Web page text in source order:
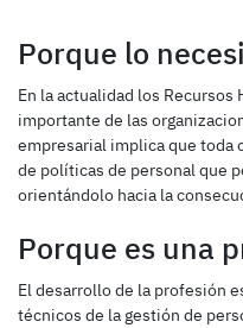
Porque lo
En la actualidad los Recursos
importante de las
empresarial implica que toda
de políticas de personal que
orientándolo hacia la
Porque es una
El desarrollo de la profesión
técnicos de la gestión de